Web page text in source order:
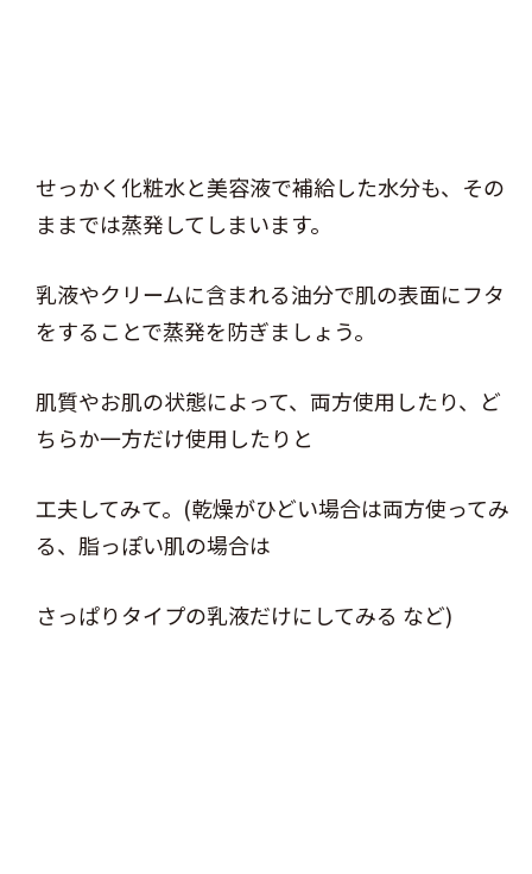
せっかく化粧水と美容液で補給した水分も、その
ままでは蒸発してしまいます。
乳液やクリームに含まれる油分で肌の表面にフタ
をすることで蒸発を防ぎましょう。
肌質やお肌の状態によって、両方使用したり、ど
ちらか一方だけ使用したりと
工夫してみて。(乾燥がひどい場合は両方使ってみ
る、脂っぽい肌の場合は
さっぱりタイプの乳液だけにしてみる など)